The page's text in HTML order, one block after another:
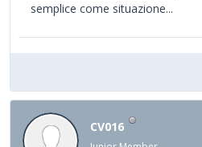
semplice come situazione...
CV016